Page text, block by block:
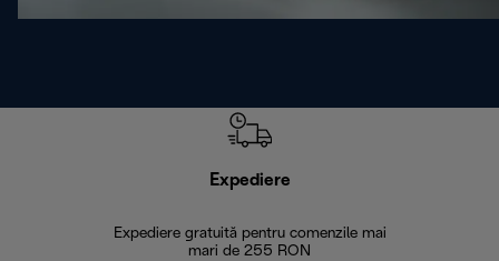
Expediere
Expediere gratuită pentru comenzile mai
mari de 255 RON